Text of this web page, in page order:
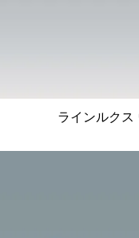
ラインルクス